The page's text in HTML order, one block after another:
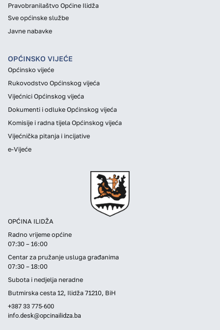
OPĆINA ILIDŽA
Radno vrijeme općine
07:30 – 16:00
Centar za pružanje usluga građanima
07:30 – 18:00
Subota i nedjelja neradne
Butmirska cesta 12, Ilidža 71210, BiH
+387 33 775-600
info.desk@opcinailidza.ba
Pravobranilaštvo Općine Ilidža
Sve općinske službe
Javne nabavke
OPĆINSKO VIJEĆE
Općinsko vijeće
Rukovodstvo Općinskog vijeća
Vijećnici Općinskog vijeća
Dokumenti i odluke Općinskog vijeća
Komisije i radna tijela Općinskog vijeća
Vijećnička pitanja i incijative
e-Vijeće